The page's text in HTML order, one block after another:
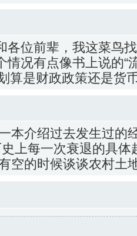
各位前辈，我这菜鸟
情况有点像书上说的“
算是财政政策还是货
本介绍过去发生过的
上每一次衰退的具体
空的时候谈谈农村土